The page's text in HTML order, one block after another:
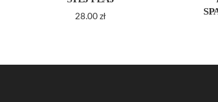
28.00 zł